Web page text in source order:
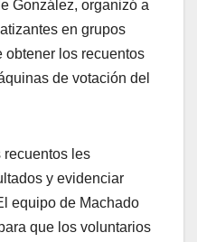
González, organizó a
en grupos
obtener los recuentos
de votación del
recuentos les
y evidenciar
equipo de Machado
que los voluntarios